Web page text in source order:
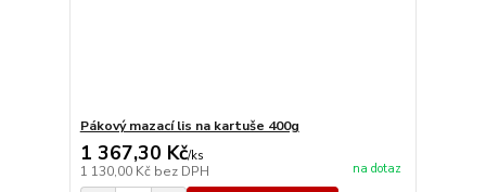
Pákový mazací lis na kartuše 400g
1 367,30 Kč/ks
1 130,00 Kč bez DPH na dotaz